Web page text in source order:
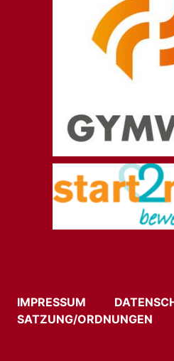
IMPRESSUM
SATZUNG/ORDNUNGEN